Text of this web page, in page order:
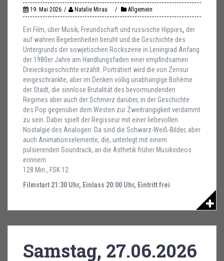
19. Mai 2026 Natalie Mirau Allgemein
Ein Film, über Musik, Freundschaft und russische Hippies, der
auf wahren Begebenheiten beruht und die Geschichte des
Untergrunds der sowjetischen Rockszene in Leningrad Anfang
der 1980er Jahre am Handlungsfaden einer empfindsamen
Dreiecksgeschichte erzählt. Porträtiert wird die von Zensur
eingeschränkte, aber im Denken völlig unabhängige Bohème
der Stadt, die sinnlose Brutalität des bevormundenden
Regimes aber auch der Schmerz darüber, in der Geschichte
des Pop gegenüber dem Westen zur Zweitrangigkeit verdammt
zu sein. Dabei spielt der Regisseur mit einer liebevollen
Nostalgie des Analogen: Da sind die Schwarz-Weiß-Bilder, aber
auch Animationselemente, die, unterlegt mit einem
pulsierenden Soundrack, an die Ästhetik früher Musikvideos
erinnern.
128 Min., FSK 12
Filmstart 21:30 Uhr, Einlass 20:00 Uhr, Eintritt frei
Samstag, 27.06.2026